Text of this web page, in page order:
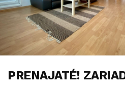
PRENAJATÉ!